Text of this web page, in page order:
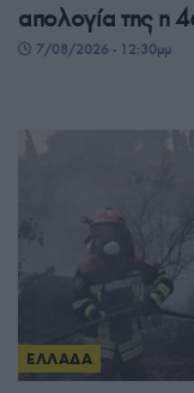
απολογία της η
7/08/2026 - 12:30μμ
ΕΛΛΑΔΑ